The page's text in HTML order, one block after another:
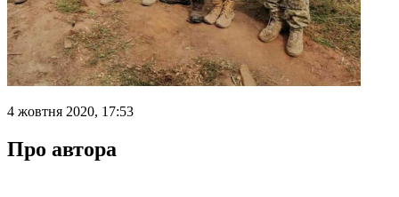
4 жовтня 2020, 17:53
Про автора